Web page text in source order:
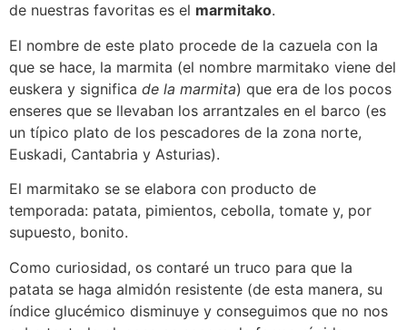
de nuestras favoritas es el marmitako.
El nombre de este plato procede de la cazuela con la
que se hace, la marmita (el nombre marmitako viene del
euskera y significa de la marmita) que era de los pocos
enseres que se llevaban los arrantzales en el barco (es
un típico plato de los pescadores de la zona norte,
Euskadi, Cantabria y Asturias).
El marmitako se se elabora con producto de
temporada: patata, pimientos, cebolla, tomate y, por
supuesto, bonito.
Como curiosidad, os contaré un truco para que la
patata se haga almidón resistente (de esta manera, su
índice glucémico disminuye y conseguimos que no nos